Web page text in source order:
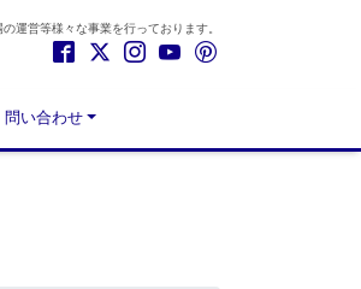
運営等様々な事業を行っております。
問い合わせ